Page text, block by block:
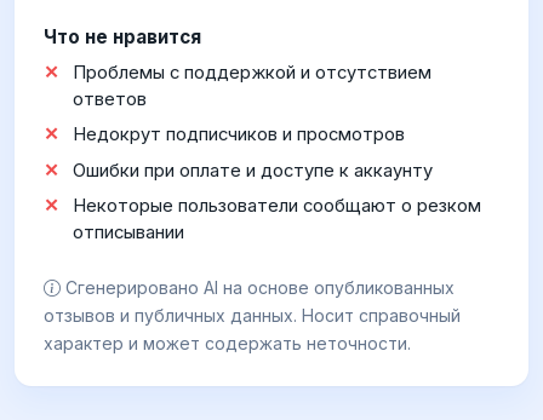
Что не нравится
Проблемы с поддержкой и отсутствием
ответов
Недокрут подписчиков и просмотров
Ошибки при оплате и доступе к аккаунту
Некоторые пользователи сообщают о резком
отписывании
Сгенерировано AI на основе опубликованных
отзывов и публичных данных. Носит справочный
характер и может содержать неточности.